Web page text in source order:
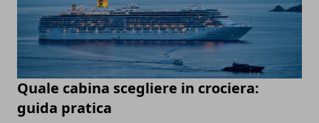
Quale cabina scegliere in crociera:
guida pratica